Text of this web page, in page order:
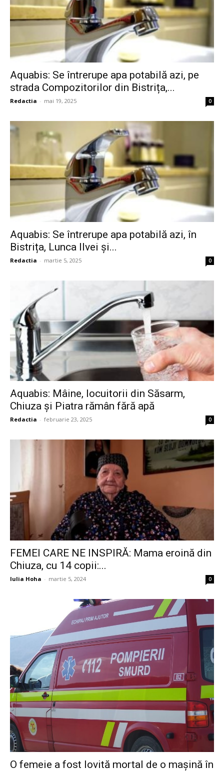
Aquabis: Se întrerupe apa potabilă azi, pe
strada Compozitorilor din Bistrița,...
Redactia - mai 19, 2025 0
Aquabis: Se întrerupe apa potabilă azi, în
Bistrița, Lunca Ilvei și...
Redactia - martie 5, 2025 0
Aquabis: Mâine, locuitorii din Săsarm,
Chiuza și Piatra rămân fără apă
Redactia - februarie 23, 2025 0
FEMEI CARE NE INSPIRĂ: Mama eroină din
Chiuza, cu 14 copii:...
Iulia Hoha - martie 5, 2024 0
O femeie a fost lovită mortal de o mașină în